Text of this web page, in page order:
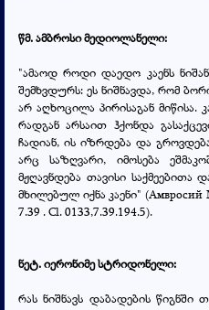
წმ. ამბროსი მედიოლანელი:
"ამაოდ როდი დაედო კაენს
შემხვდურს: ეს ნიშნავდა, რომ
არ აღხოცილა პირისაგან მიწისა.
რადგან არსაით ჰქონდა
ჩადიან, ის იზრდება და
არც საზღვარი, იმოსება
მჟღავნდება თავისი
მხილებულ იქნა კაენი" (Амвросий
7.39 . Сl. 0133,7.39.194.5).
ნეტ. იერონიმე სტრიდონელი:
რას ნიშნავს დაბადების წიგნში